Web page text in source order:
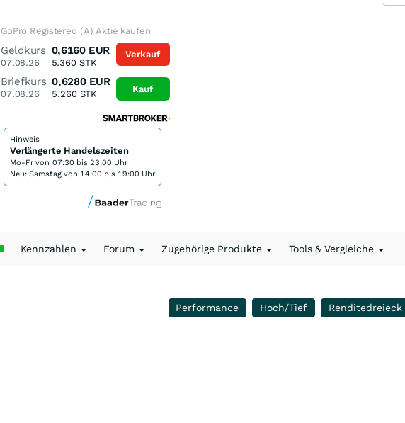
GoPro Registered (A) Aktie kaufen
Geldkurs
07.08.26
0,6160 EUR
5.360STK
Briefkurs
07.08.26
0,6280 EUR
5.260STK
Verkauf
Kauf
Hinweis
Verlängerte Handelszeiten
Mo-Fr von 07:30 bis 23:00 Uhr
Neu: Samstag von 14:00 bis 19:00 Uhr
Kennzahlen Forum Zugehörige Produkte Tools & Vergleiche
Performance Hoch/Tief Renditedreieck